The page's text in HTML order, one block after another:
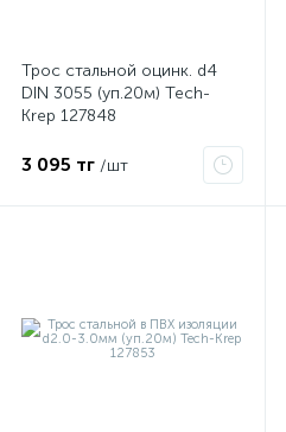
Трос стальной оцинк. d4
DIN 3055 (уп.20м) Tech-
Krep 127848
3 095 тг /шт